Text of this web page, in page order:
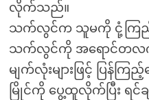
လိုက်သည်။
သက်လွင်က သူမကို ငုံ့ကြည့်
သက်လွင်ကို အရောင်တ
မျက်လုံးများဖြင့် ပြန်
မြိုင်ကို ပွေ့ထူလိုက်ပြီး ရ